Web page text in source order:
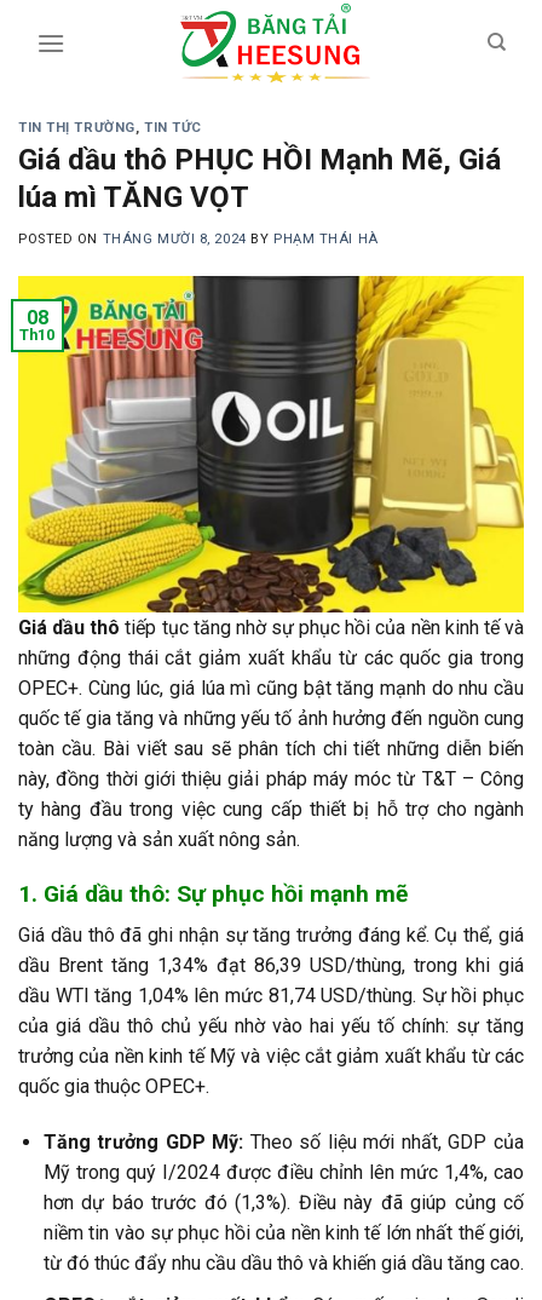
TIN THỊ TRƯỜNG, TIN TỨC
Giá dầu thô PHỤC HỒI Mạnh Mẽ, Giá
lúa mì TĂNG VỌT
POSTED ON THÁNG MƯỜI 8, 2024 BY PHẠM THÁI HÀ
08
Th10
Giá dầu thô tiếp tục tăng nhờ sự phục hồi của nền kinh tế và
những động thái cắt giảm xuất khẩu từ các quốc gia trong
OPEC+. Cùng lúc, giá lúa mì cũng bật tăng mạnh do nhu cầu
quốc tế gia tăng và những yếu tố ảnh hưởng đến nguồn cung
toàn cầu. Bài viết sau sẽ phân tích chi tiết những diễn biến
này, đồng thời giới thiệu giải pháp máy móc từ T&T – Công
ty hàng đầu trong việc cung cấp thiết bị hỗ trợ cho ngành
năng lượng và sản xuất nông sản.
1. Giá dầu thô: Sự phục hồi mạnh mẽ
Giá dầu thô đã ghi nhận sự tăng trưởng đáng kể. Cụ thể, giá
dầu Brent tăng 1,34% đạt 86,39 USD/thùng, trong khi giá
dầu WTI tăng 1,04% lên mức 81,74 USD/thùng. Sự hồi phục
của giá dầu thô chủ yếu nhờ vào hai yếu tố chính: sự tăng
trưởng của nền kinh tế Mỹ và việc cắt giảm xuất khẩu từ các
quốc gia thuộc OPEC+.
Tăng trưởng GDP Mỹ: Theo số liệu mới nhất, GDP của
Mỹ trong quý I/2024 được điều chỉnh lên mức 1,4%, cao
hơn dự báo trước đó (1,3%). Điều này đã giúp củng cố
niềm tin vào sự phục hồi của nền kinh tế lớn nhất thế giới,
từ đó thúc đẩy nhu cầu dầu thô và khiến giá dầu tăng cao.